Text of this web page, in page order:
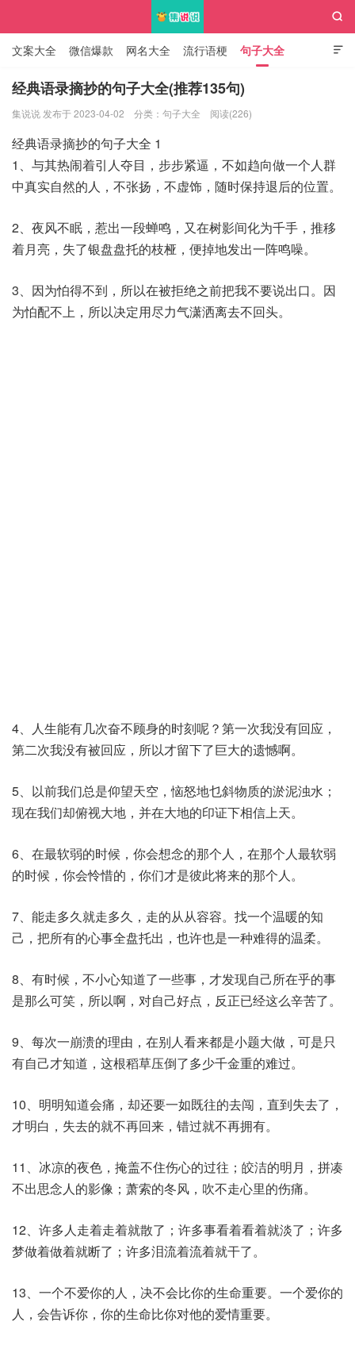

文案大全 微信爆款 网名大全 流行语梗 句子大全
知识大全

经典语录摘抄的句子大全(推荐135句)
集说说 发布于 2023-04-02 分类： 句子大全 阅读(226)
经典语录摘抄的句子大全 1
1、与其热闹着引人夺目，步步紧逼，不如趋向做一个人群
中真实自然的人，不张扬，不虚饰，随时保持退后的位置。
2、夜风不眠，惹出一段蝉鸣，又在树影间化为千手，推移
着月亮，失了银盘盘托的枝桠，便掉地发出一阵鸣噪。
3、因为怕得不到，所以在被拒绝之前把我不要说出口。因
为怕配不上，所以决定用尽力气潇洒离去不回头。
4、人生能有几次奋不顾身的时刻呢？第一次我没有回应，
第二次我没有被回应，所以才留下了巨大的遗憾啊。
5、以前我们总是仰望天空，恼怒地乜斜物质的淤泥浊水；
现在我们却俯视大地，并在大地的印证下相信上天。
6、在最软弱的时候，你会想念的那个人，在那个人最软弱
的时候，你会怜惜的，你们才是彼此将来的那个人。
7、能走多久就走多久，走的从从容容。找一个温暖的知
己，把所有的心事全盘托出，也许也是一种难得的温柔。
8、有时候，不小心知道了一些事，才发现自己所在乎的事
是那么可笑，所以啊，对自己好点，反正已经这么辛苦了。
9、每次一崩溃的理由，在别人看来都是小题大做，可是只
有自己才知道，这根稻草压倒了多少千金重的难过。
10、明明知道会痛，却还要一如既往的去闯，直到失去了，
才明白，失去的就不再回来，错过就不再拥有。
11、冰凉的夜色，掩盖不住伤心的过往；皎洁的明月，拼凑
不出思念人的影像；萧索的冬风，吹不走心里的伤痛。
12、许多人走着走着就散了；许多事看着看着就淡了；许多
梦做着做着就断了；许多泪流着流着就干了。
13、一个不爱你的人，决不会比你的生命重要。一个爱你的
人，会告诉你，你的生命比你对他的爱情重要。